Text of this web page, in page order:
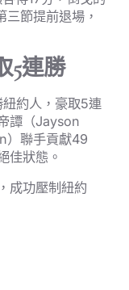
節提前退場，
5連勝
約人，豪取5連
譚（Jayson
）聯手貢獻49
佳狀態。
成功壓制紐約